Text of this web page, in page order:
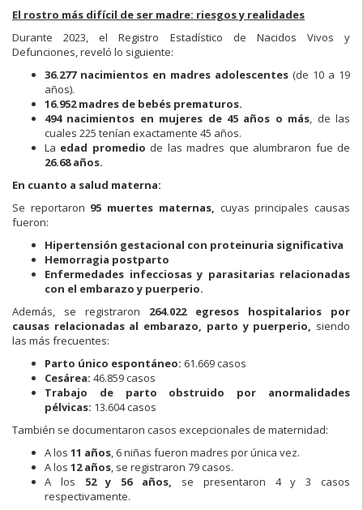
El rostro más difícil de ser madre: riesgos y realidades
Durante 2023, el Registro Estadístico de Nacidos Vivos y
Defunciones, reveló lo siguiente:
36.277 nacimientos en madres adolescentes (de 10 a 19
años).
16.952 madres de bebés prematuros.
494 nacimientos en mujeres de 45 años o más , de las
cuales 225 tenían exactamente 45 años.
La edad promedio de las madres que alumbraron fue de
26.68 años.
En cuanto a salud materna:
Se reportaron 95 muertes maternas,
cuyas principales causas
fueron:
Hipertensión gestacional con proteinuria significativa
Hemorragia postparto
Enfermedades infecciosas y parasitarias relacionadas
con el embarazo y puerperio.
Además, se registraron 264.022 egresos hospitalarios por
causas relacionadas al embarazo, parto y puerperio, siendo
las más frecuentes:
Parto único espontáneo: 61.669 casos
Cesárea: 46.859 casos
Trabajo de parto obstruido por anormalidades
pélvicas: 13.604 casos
También se documentaron casos excepcionales de maternidad:
A los 11 años , 6 niñas fueron madres por única vez.
A los 12 años , se registraron 79 casos.
A los 52 y 56 años,
se presentaron 4 y 3 casos
respectivamente.